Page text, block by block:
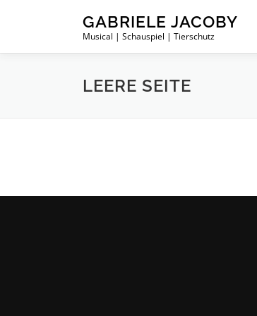
GABRIELE JACOBY
Musical | Schauspiel | Tierschutz
LEERE SEITE